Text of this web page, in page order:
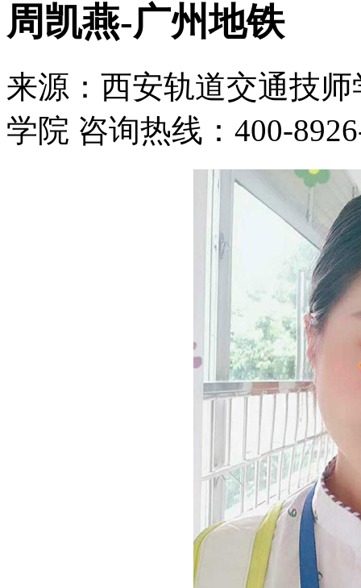
周凯燕-广州地铁
来源：西安轨道交通技
学院 咨询热线：400-